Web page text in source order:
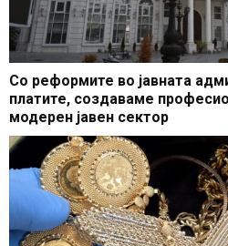
Со реформите во јавната
платите, создаваме
модерен јавен сектор